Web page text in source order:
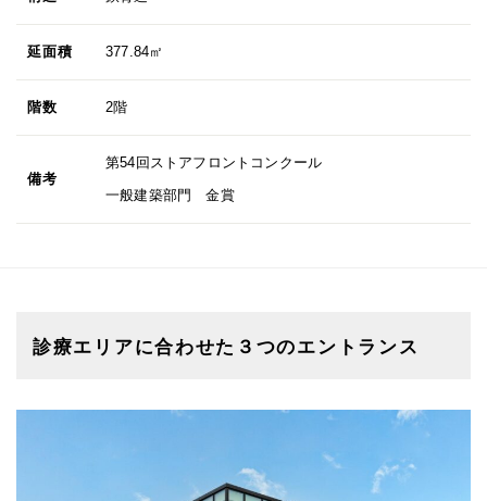
延面積 377.84㎡
階数 2階
備考
第54回ストアフロントコンクール
一般建築部門 金賞
診療エリアに合わせた３つのエントランス